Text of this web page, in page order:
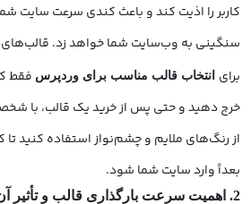
کاربر را اذیت کند و باعث کندی سرعت سایت
سنگینی به وب‌سایت شما خواهد زد. قالب‌های
برای انتخاب قالب مناسب برای وردپرس فقط
خرج دهید و حتی پس از خرید یک قالب، با
از رنگ‌های ملایم و چشم‌نواز استفاده کنید تا
بعداً وارد سایت شما شود.
2. اهمیت سرعت بارگذاری قالب و تأثیر آن